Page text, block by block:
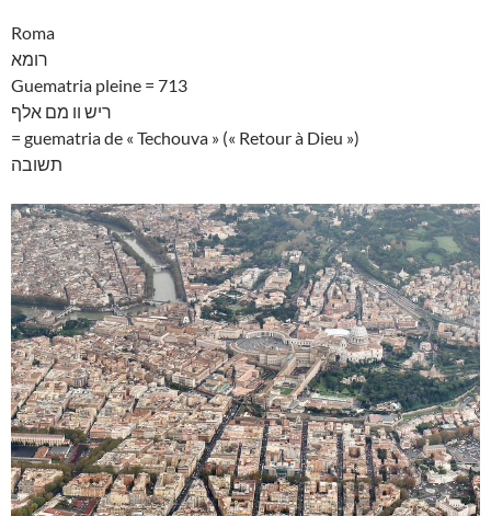
Roma
רומא
Guematria pleine = 713
ריש וו מם אלף
= guematria de « Techouva » (« Retour à Dieu »)
תשובה